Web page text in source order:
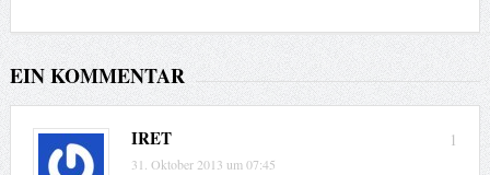
EIN KOMMENTAR
1
IRET
31. Oktober 2013 um 07:45